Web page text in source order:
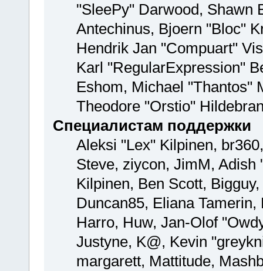
"SleePy" Darwood, Shawn
Antechinus, Bjoern "Bloc"
Hendrik Jan "Compuart"
Karl "RegularExpression"
Eshom, Michael "Thantos"
Theodore "Orstio"
Специалистам поддержки
Aleksi "Lex" Kilpinen,
Steve, ziycon, JimM, Adish
Kilpinen, Ben Scott,
Duncan85, Eliana
Harro, Huw, Jan-Olof
Justyne, K@, Kevin
margarett, Mattitude,